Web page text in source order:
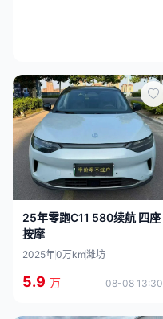
25年零跑C11 580续航 四座
按摩
2025年0万km潍坊
5.9 万 08-08 13:30